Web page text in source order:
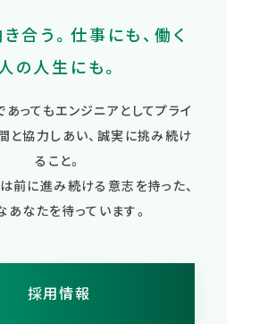
合う。仕事にも、働く
の人生にも。
ってもエンジニアとしてプライ
と協力しあい、誠実に挑み続け
ること。
前に進み続ける意志を持った、
あなたを待っています。
採用情報